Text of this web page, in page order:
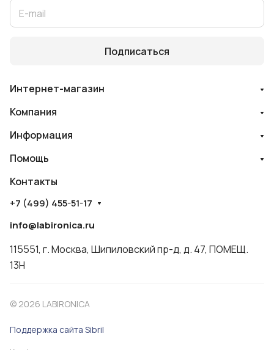
Подписаться
Интернет-магазин
Компания
Информация
Помощь
Контакты
+7 (499) 455-51-17
info@labironica.ru
115551, г. Москва, Шипиловский пр-д, д. 47, ПОМЕЩ.
13Н
© 2026 LABIRONICA
Поддержка сайта Sibril